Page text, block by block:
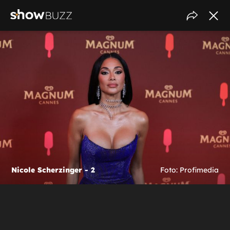
Nicole Scherzinger - 2 Foto: Profimedia